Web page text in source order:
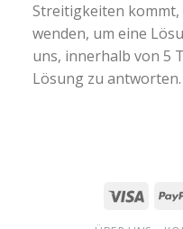
Streitigkeiten kommt,
wenden, um eine
uns, innerhalb von 5
Lösung zu antworten.